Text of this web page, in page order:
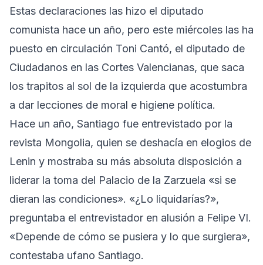
Estas declaraciones las hizo el diputado
comunista hace un año, pero este miércoles las ha
puesto en circulación Toni Cantó, el diputado de
Ciudadanos en las Cortes Valencianas, que saca
los trapitos al sol de la izquierda que acostumbra
a dar lecciones de moral e higiene política.
Hace un año, Santiago fue entrevistado por la
revista Mongolia, quien se deshacía en elogios de
Lenin y mostraba su más absoluta disposición a
liderar la toma del Palacio de la Zarzuela «si se
dieran las condiciones». «¿Lo liquidarías?»,
preguntaba el entrevistador en alusión a Felipe VI.
«Depende de cómo se pusiera y lo que surgiera»,
contestaba ufano Santiago.